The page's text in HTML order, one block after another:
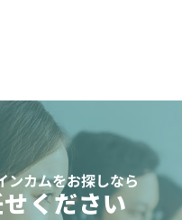
ンカムをお探しなら
ください